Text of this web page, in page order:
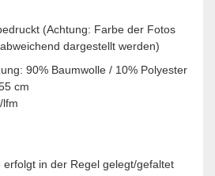
(Achtung: Farbe der Fotos
dargestellt werden)
90% Baumwolle / 10% Polyester
cm
lfm
erfolgt in der Regel gelegt/gefaltet